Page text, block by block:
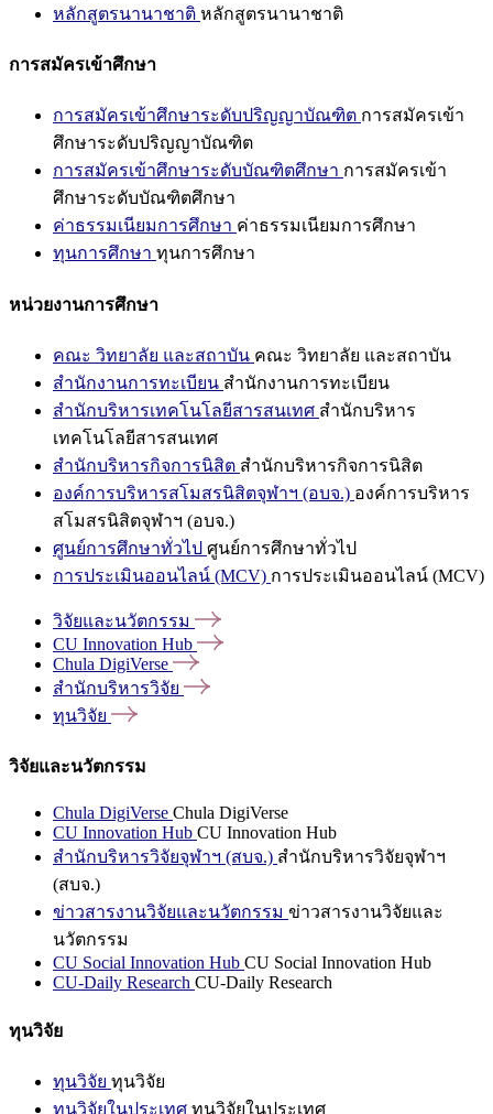
หลักสูตรนานาชาติ หลักสูตรนานาชาติ
การสมัครเข้าศึกษา
การสมัครเข้าศึกษาระดับปริญญาบัณฑิต การสมัครเข้า
ศึกษาระดับปริญญาบัณฑิต
การสมัครเข้าศึกษาระดับบัณฑิตศึกษา การสมัครเข้า
ศึกษาระดับบัณฑิตศึกษา
ค่าธรรมเนียมการศึกษา ค่าธรรมเนียมการศึกษา
ทุนการศึกษา ทุนการศึกษา
หน่วยงานการศึกษา
คณะ วิทยาลัย และสถาบัน คณะ วิทยาลัย และสถาบัน
สำนักงานการทะเบียน สำนักงานการทะเบียน
สำนักบริหารเทคโนโลยีสารสนเทศ สำนักบริหาร
เทคโนโลยีสารสนเทศ
สำนักบริหารกิจการนิสิต สำนักบริหารกิจการนิสิต
องค์การบริหารสโมสรนิสิตจุฬาฯ (อบจ.) องค์การบริหาร
สโมสรนิสิตจุฬาฯ (อบจ.)
ศูนย์การศึกษาทั่วไป ศูนย์การศึกษาทั่วไป
การประเมินออนไลน์ (MCV) การประเมินออนไลน์ (MCV)
วิจัยและนวัตกรรม
CU Innovation Hub
Chula DigiVerse
สำนักบริหารวิจัย
ทุนวิจัย
วิจัยและนวัตกรรม
Chula DigiVerse Chula DigiVerse
CU Innovation Hub CU Innovation Hub
สำนักบริหารวิจัยจุฬาฯ (สบจ.) สำนักบริหารวิจัยจุฬาฯ
(สบจ.)
ข่าวสารงานวิจัยและนวัตกรรม ข่าวสารงานวิจัยและ
นวัตกรรม
CU Social Innovation Hub CU Social Innovation Hub
CU-Daily Research CU-Daily Research
ทุนวิจัย
ทุนวิจัย ทุนวิจัย
ทุนวิจัยในประเทศ ทุนวิจัยในประเทศ